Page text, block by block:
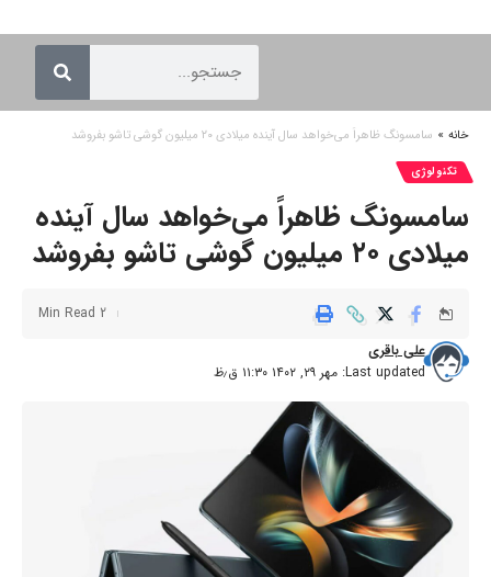
خانه » سامسونگ ظاهراً می‌خواهد سال آینده میلادی ۲۰ میلیون گوشی تاشو بفروشد
تکنولوژی
سامسونگ ظاهراً می‌خواهد سال آینده
میلادی ۲۰ میلیون گوشی تاشو بفروشد
Last updated: مهر ۲۹, ۱۴۰۲ ۱۱:۳۰ ق٫ظ
علی باقری
2 Min Read